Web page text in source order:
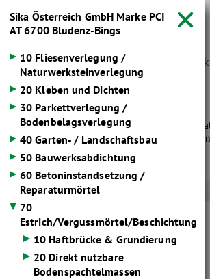

Startseite  Wissen  Baustoffdatenbank
Baustoff­kataloge
Hier dürfen wir Ihnen die übersichtlichen
Markenlieferanten im Baustoffbereich zur
Hersteller O-S
Sika Österreich GmbH Marke PCI
AT 6700 Bludenz-Bings
10 Fliesenverlegung /
Naturwerksteinverlegung
20 Kleben und Dichten
30 Parkettverlegung /
Bodenbelagsverlegung
40 Garten- / Landschaftsbau
50 Bauwerksabdichtung
60 Betoninstandsetzung /
Reparaturmörtel
70
Estrich/Vergussmörtel/Beschichtung
10 Haftbrücke & Grundierung
20 Direkt nutzbare
Bodenspachtelmassen
PCI Pericem ® S 100